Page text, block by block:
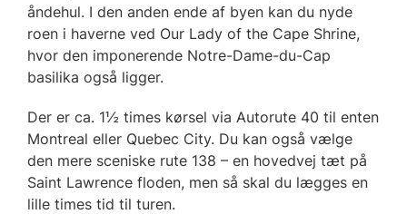
åndehul. I den anden ende af byen kan du nyde
roen i haverne ved Our Lady of the Cape Shrine,
hvor den imponerende Notre-Dame-du-Cap
basilika også ligger.
Der er ca. 1½ times kørsel via Autorute 40 til enten
Montreal eller Quebec City. Du kan også vælge
den mere sceniske rute 138 – en hovedvej tæt på
Saint Lawrence floden, men så skal du lægges en
lille times tid til turen.